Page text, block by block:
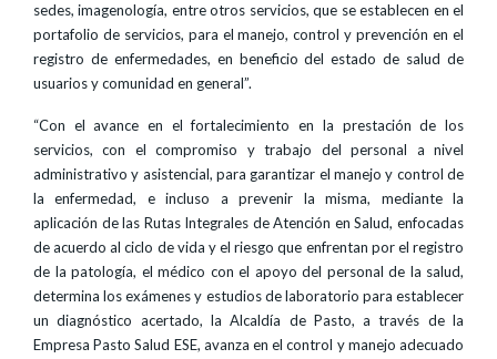
sedes, imagenología, entre otros servicios, que se establecen en el
portafolio de servicios, para el manejo, control y prevención en el
registro de enfermedades, en beneficio del estado de salud de
usuarios y comunidad en general”.
“Con el avance en el fortalecimiento en la prestación de los
servicios, con el compromiso y trabajo del personal a nivel
administrativo y asistencial, para garantizar el manejo y control de
la enfermedad, e incluso a prevenir la misma, mediante la
aplicación de las Rutas Integrales de Atención en Salud, enfocadas
de acuerdo al ciclo de vida y el riesgo que enfrentan por el registro
de la patología, el médico con el apoyo del personal de la salud,
determina los exámenes y estudios de laboratorio para establecer
un diagnóstico acertado, la Alcaldía de Pasto, a través de la
Empresa Pasto Salud ESE, avanza en el control y manejo adecuado